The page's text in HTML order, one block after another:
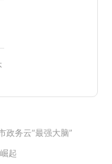
政务云“最强大脑”
起